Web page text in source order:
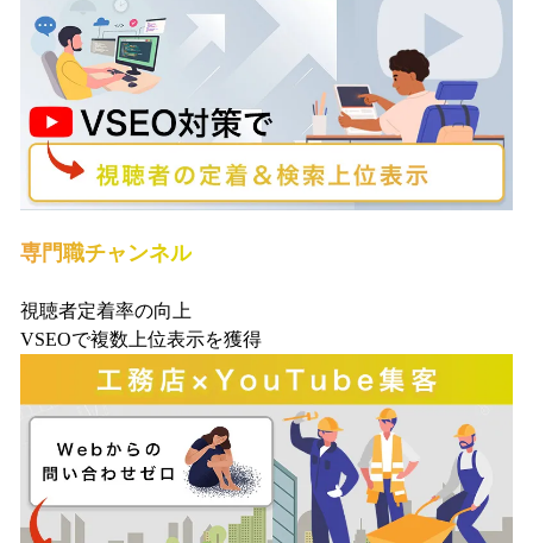
専門職チャンネル
視聴者定着率の向上
VSEOで複数上位表示を獲得